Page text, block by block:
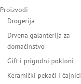
Proizvodi
Drogerija
Drvena galanterija za
domaćinstvo
Gift i prigodni pokloni
Keramički pekači i čajnici